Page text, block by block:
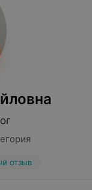
отзыв